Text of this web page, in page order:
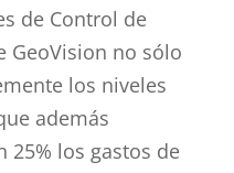
de Control de
GeoVision no sólo
los niveles
además
25% los gastos de